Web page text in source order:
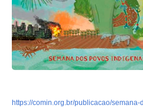
https://comin.org.br/publicacao/